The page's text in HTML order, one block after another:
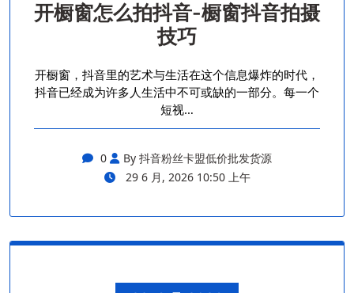
开橱窗怎么拍抖音-橱窗抖音拍摄
技巧
开橱窗，抖音里的艺术与生活在这个信息爆炸的时代，
抖音已经成为许多人生活中不可或缺的一部分。每一个
短视…
0
By 抖音粉丝卡盟低价批发货源
29 6 月, 2026 10:50 上午